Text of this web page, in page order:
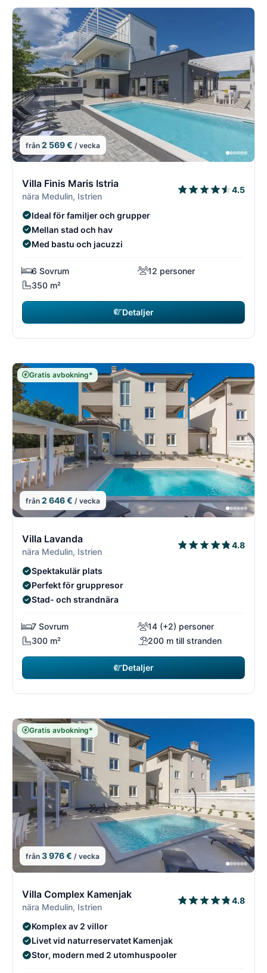
från 2 569 € / vecka
Villa Finis Maris Istria
nära Medulin, Istrien
4.5
Ideal för familjer och grupper
Mellan stad och hav
Med bastu och jacuzzi
6 Sovrum
12 personer
350 m²
Detaljer
Gratis avbokning*
från 2 646 € / vecka
Villa Lavanda
nära Medulin, Istrien
4.8
Spektakulär plats
Perfekt för gruppresor
Stad- och strandnära
7 Sovrum
14 (+2) personer
300 m²
200 m till stranden
Detaljer
Gratis avbokning*
från 3 976 € / vecka
Villa Complex Kamenjak
nära Medulin, Istrien
4.8
Komplex av 2 villor
Livet vid naturreservatet Kamenjak
Stor, modern med 2 utomhuspooler